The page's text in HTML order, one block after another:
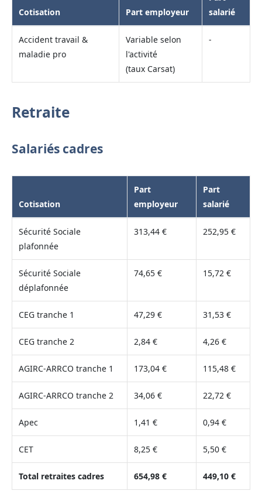
Cotisation Part employeur
salarié
Accident travail &
maladie pro
Variable selon
l'activité
(taux Carsat)
-
Retraite
Salariés cadres
Cotisation
Part
employeur
Part
salarié
Sécurité Sociale
plafonnée
313,44 € 252,95 €
Sécurité Sociale
déplafonnée
74,65 € 15,72 €
CEG tranche 1 47,29 € 31,53 €
CEG tranche 2 2,84 € 4,26 €
AGIRC-ARRCO tranche 1 173,04 € 115,48 €
AGIRC-ARRCO tranche 2 34,06 € 22,72 €
Apec 1,41 € 0,94 €
CET 8,25 € 5,50 €
Total retraites cadres 654,98 € 449,10 €